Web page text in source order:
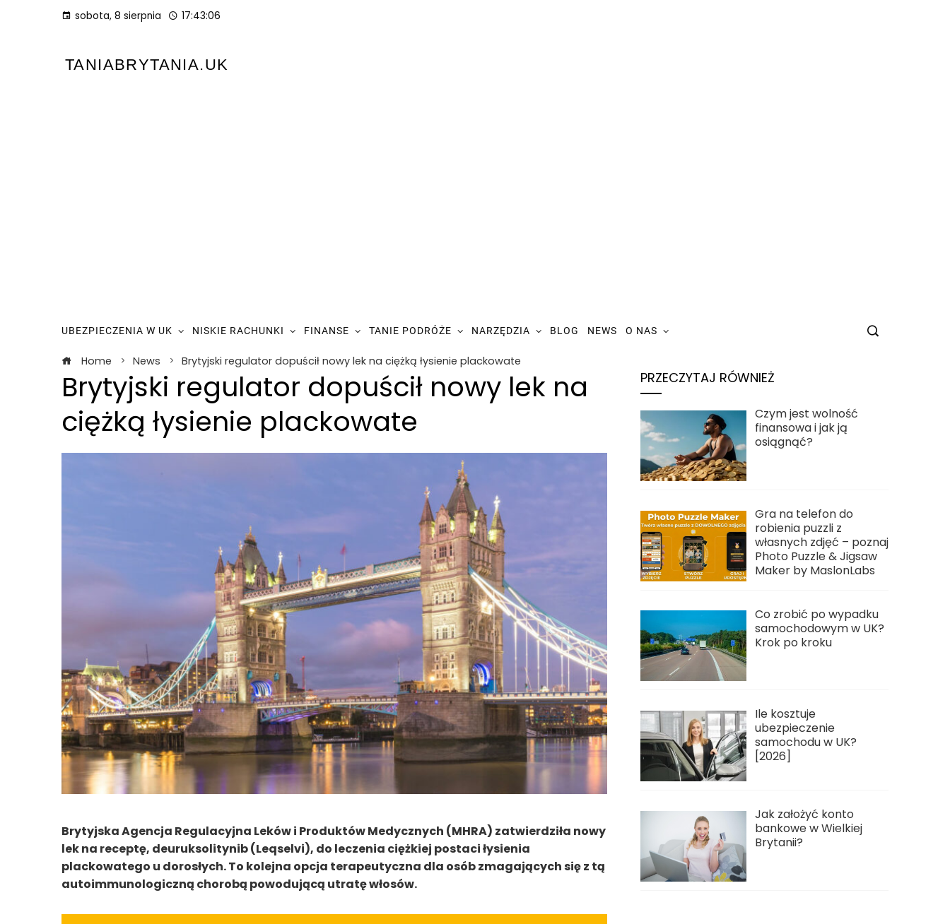
sobota, 8 sierpnia 17:43:07
TANIABRYTANIA.UK
UBEZPIECZENIA W UK NISKIE RACHUNKI FINANSE TANIE PODRÓŻE NARZĘDZIA BLOG NEWS O NAS
Home News Brytyjski regulator dopuścił nowy lek na ciężką łysienie plackowate
Brytyjski regulator dopuścił nowy lek na
ciężką łysienie plackowate
Brytyjska Agencja Regulacyjna Leków i Produktów Medycznych (MHRA) zatwierdziła nowy
lek na receptę, deuruksolitynib (Leqselvi), do leczenia ciężkiej postaci łysienia
plackowatego u dorosłych. To kolejna opcja terapeutyczna dla osób zmagających się z tą
autoimmunologiczną chorobą powodującą utratę włosów.
PRZECZYTAJ RÓWNIEŻ
Czym jest wolność
finansowa i jak ją
osiągnąć?
Gra na telefon do
robienia puzzli z
własnych zdjęć – poznaj
Photo Puzzle & Jigsaw
Maker by MaslonLabs
Co zrobić po wypadku
samochodowym w UK?
Krok po kroku
Ile kosztuje
ubezpieczenie
samochodu w UK?
[2026]
Jak założyć konto
bankowe w Wielkiej
Brytanii?